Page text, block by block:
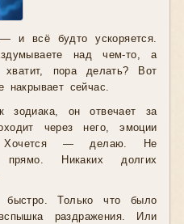
всё будто ускоряется.
над чем-то, а
хватит, пора делать? Вот
накрывает сейчас.
он отвечает за
через него, эмоции
Хочется — делаю. Не
Никаких долгих
быстро. Только что было
раздражения. Или